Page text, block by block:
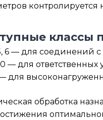
контролируется
классы
6 — для соединений
— для
для
обработка